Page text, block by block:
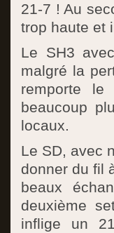
21-7 ! Au
trop haute et
Le SH3 avec
malgré la
remporte
beaucoup
locaux.
Le SD, avec
donner du fil
beaux
deuxième
inflige un